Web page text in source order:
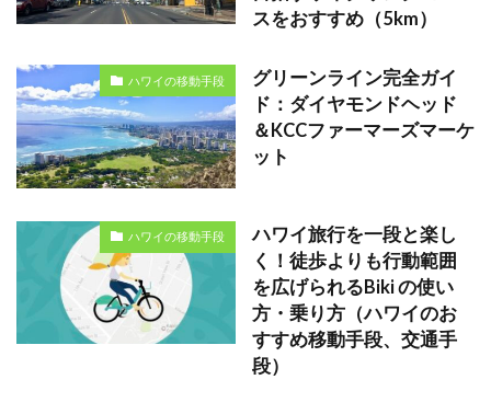
スをおすすめ（5km）
ハワイの移動手段
グリーンライン完全ガイ
ド：ダイヤモンドヘッド
＆KCCファーマーズマーケ
ット
ハワイの移動手段
ハワイ旅行を一段と楽し
く！徒歩よりも行動範囲
を広げられるBiki の使い
方・乗り方（ハワイのお
すすめ移動手段、交通手
段）